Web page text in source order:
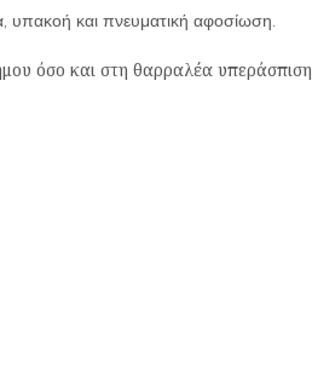
υπακοή και πνευματική αφοσίωση.
όσο και στη θαρραλέα υπεράσπιση